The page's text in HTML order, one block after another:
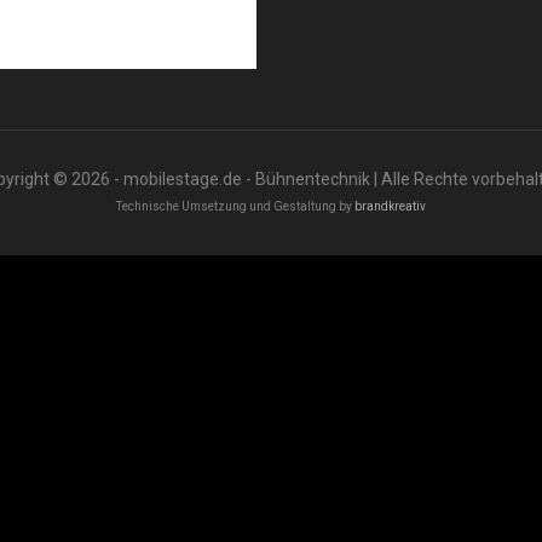
© 2026 - mobilestage.de - Bühnentechnik | Alle Rechte
Technische Umsetzung und Gestaltung by brandkreativ